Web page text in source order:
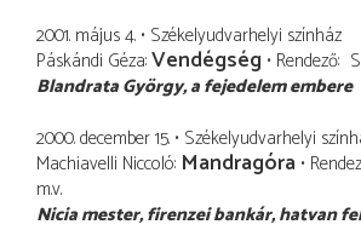
2001. május 4. Székelyudvarhelyi színház
Páskándi Géza Vendégség Rendező
Blandrata György a fejedelem embere
2000. december 15. Székelyudvarhelyi
Machiavelli Niccoló Mandragóra
m.v.
Nicia mester firenzei bankár, hatvan